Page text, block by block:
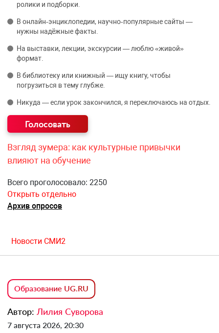
ролики и подборки.
В онлайн‑энциклопедии, научно‑популярные сайты —
нужны надёжные факты.
На выставки, лекции, экскурсии — люблю «живой»
формат.
В библиотеку или книжный — ищу книгу, чтобы
погрузиться в тему глубже.
Никуда — если урок закончился, я переключаюсь на отдых.
Взгляд зумера: как культурные привычки
влияют на обучение
Всего проголосовало: 2250
Открыть отдельно
Архив опросов
Новости СМИ2
Образование UG.RU
Автор: Лилия Суворова
7 августа 2026, 20:30